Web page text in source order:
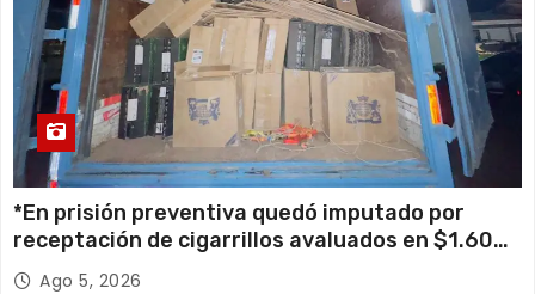
*En prisión preventiva quedó imputado por
receptación de cigarrillos avaluados en $1.600
millones*
Ago 5, 2026